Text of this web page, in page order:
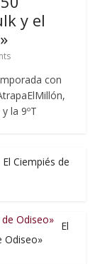
y el
con
la 9ºT
El Ciempiés de
El
Odiseo»